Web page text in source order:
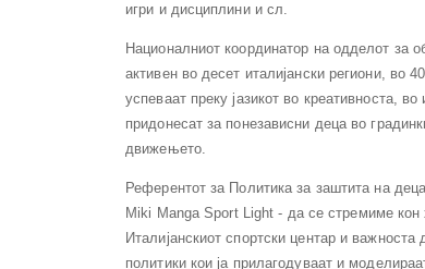
игри и дисциплини и сл.
Националниот координатор на одделот за
активен во десет италијански региони, во
успеваат преку јазикот во креативноста,
придонесат за понезависни деца во
движењето.
Референтот за Политика за заштита на
Miki Manga Sport Light - да се стремиме кон
Италијанскиот спортски центар и
политики кои ја прилагодуваат и